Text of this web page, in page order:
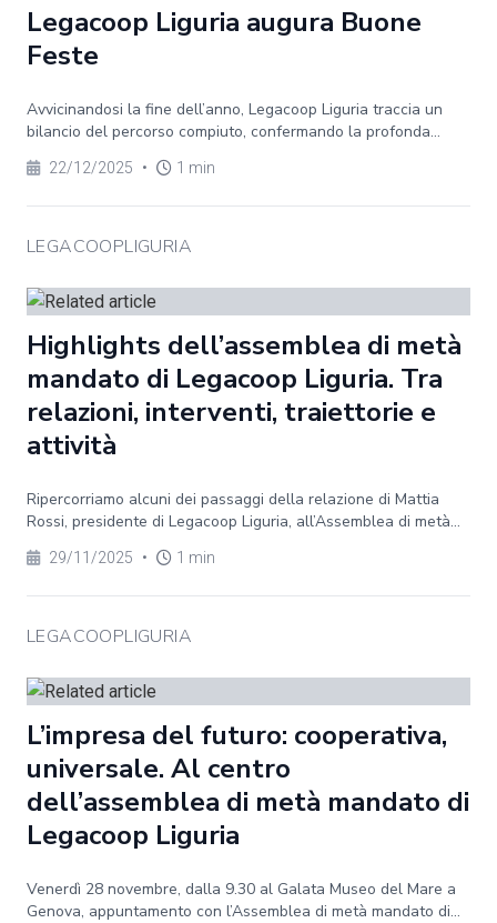
Legacoop Liguria augura Buone
Feste
Avvicinandosi la fine dell’anno, Legacoop Liguria traccia un
bilancio del percorso compiuto, confermando la profonda...
22/12/2025 • 1 min
LEGACOOPLIGURIA
Highlights dell’assemblea di metà
mandato di Legacoop Liguria. Tra
relazioni, interventi, traiettorie e
attività
Ripercorriamo alcuni dei passaggi della relazione di Mattia
Rossi, presidente di Legacoop Liguria, all’Assemblea di metà...
29/11/2025 • 1 min
LEGACOOPLIGURIA
L’impresa del futuro: cooperativa,
universale. Al centro
dell’assemblea di metà mandato di
Legacoop Liguria
Venerdì 28 novembre, dalla 9.30 al Galata Museo del Mare a
Genova, appuntamento con l’Assemblea di metà mandato di...